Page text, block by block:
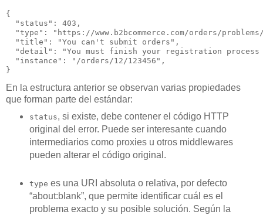
{
  "
status ": 403 ,
  "
type ":
"https://www.b2bcommerce.com/orders/
  "
title ": "You can't submit orders" ,
  "
detail ":
"You must finish your registration
  "
instance ": "/orders/12/123456" ,
}
En la estructura anterior se observan varias propiedades
que forman parte del estándar:
status, si existe, debe contener el código HTTP
original del error. Puede ser interesante cuando
intermediarios como proxies u otros middlewares
pueden alterar el código original.
type es una URI absoluta o relativa, por defecto
“about:blank”, que permite identificar cuál es el
problema exacto y su posible solución. Según la